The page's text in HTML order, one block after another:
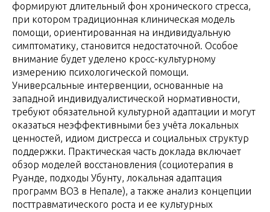
формируют длительный фон хронического стресса,
при котором традиционная клиническая модель
помощи, ориентированная на индивидуальную
симптоматику, становится недостаточной. Особое
внимание будет уделено кросс-культурному
измерению психологической помощи.
Универсальные интервенции, основанные на
западной индивидуалистической нормативности,
требуют обязательной культурной адаптации и могут
оказаться неэффективными без учёта локальных
ценностей, идиом дистресса и социальных структур
поддержки. Практическая часть доклада включает
обзор моделей восстановления (социотерапия в
Руанде, подходы Убунту, локальная адаптация
программ ВОЗ в Непале), а также анализ концепции
посттравматического роста и ее культурных